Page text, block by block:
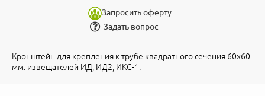
Запросить оферту
Задать вопрос
Кронштейн для крепления к трубе квадратного сечения 60х60
мм. извещателей ИД, ИД2, ИКС-1.